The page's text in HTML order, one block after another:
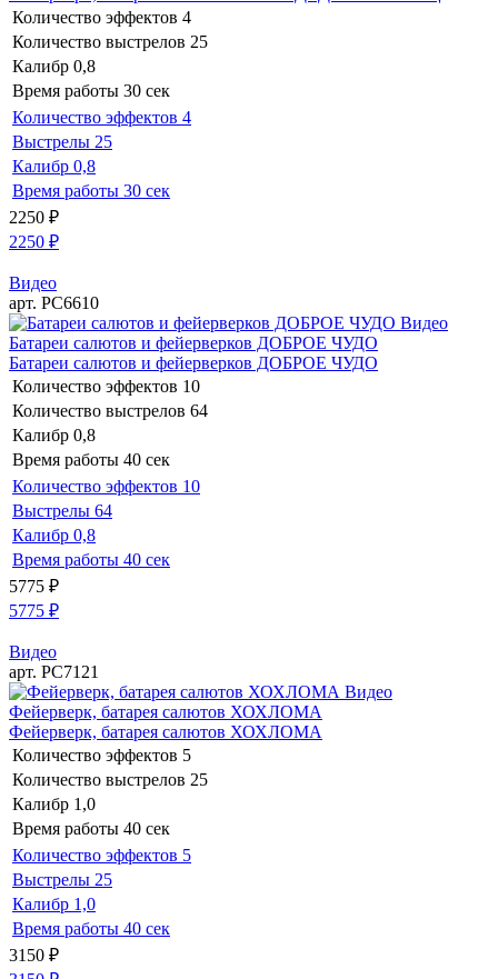
Количество эффектов 4
Количество выстрелов 25
Калибр 0,8
Время работы 30 сек
Количество эффектов 4
Выстрелы 25
Калибр 0,8
Время работы 30 сек
2250 ₽
2250 ₽
Видео
арт. РС6610
Видео
Батареи салютов и фейерверков ДОБРОЕ ЧУДО
Батареи салютов и фейерверков ДОБРОЕ ЧУДО
Количество эффектов 10
Количество выстрелов 64
Калибр 0,8
Время работы 40 сек
Количество эффектов 10
Выстрелы 64
Калибр 0,8
Время работы 40 сек
5775 ₽
5775 ₽
Видео
арт. РС7121
Видео
Фейерверк, батарея салютов ХОХЛОМА
Фейерверк, батарея салютов ХОХЛОМА
Количество эффектов 5
Количество выстрелов 25
Калибр 1,0
Время работы 40 сек
Количество эффектов 5
Выстрелы 25
Калибр 1,0
Время работы 40 сек
3150 ₽